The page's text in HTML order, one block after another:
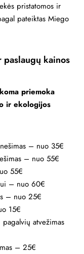
pristatomos ir
pateiktas Miego
kainos
priemoka
ir ekologijos
– nuo 35€
– nuo 55€
55€
– nuo 60€
– nuo 25€
15€
atvežimas
– 25€